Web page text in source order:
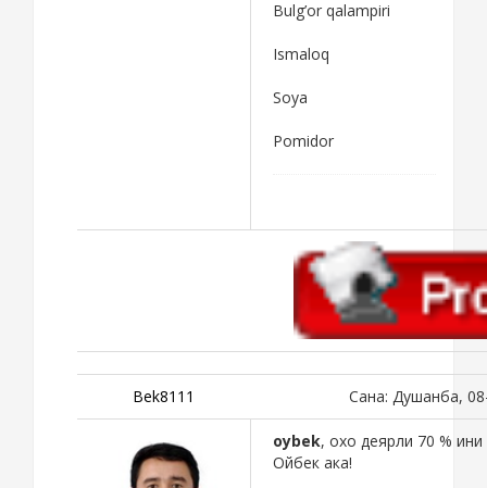
Bulg’or qalampiri
Ismaloq
Soya
Pomidor
Bek8111 Сана: Душанба,
oybek, охо деярли 70 %
Ойбек ака!